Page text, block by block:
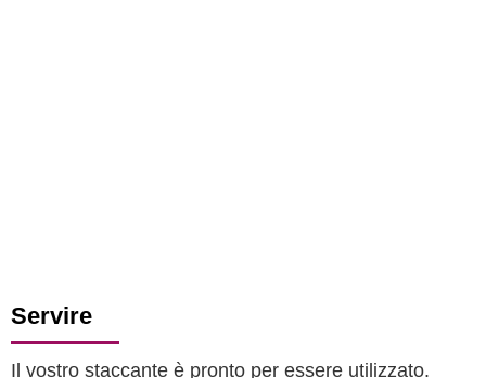
Servire
Il vostro staccante è pronto per essere utilizzato.